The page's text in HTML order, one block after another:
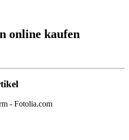
online kaufen
- Fotolia.com